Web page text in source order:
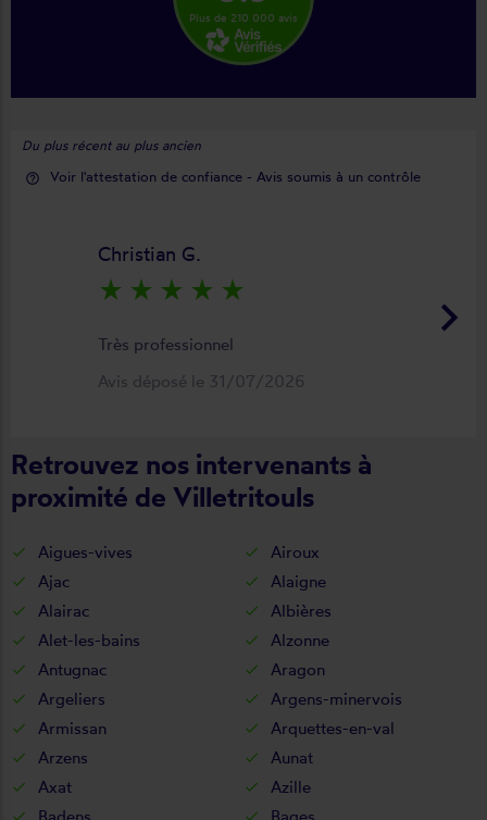
Plus de 210 000 avis
Du plus récent au plus ancien
help_outline Voir l'attestation de confiance - Avis soumis à un contrôle
keyboard_arrow_right
Christian G.
star_rate star_rate star_rate star_rate star_rate
Très professionnel
Avis déposé le 31/07/2026
Retrouvez nos intervenants à
proximité de Villetritouls
Aigues-vives
Airoux
Ajac
Alaigne
Alairac
Albières
Alet-les-bains
Alzonne
Antugnac
Aragon
Argeliers
Argens-minervois
Armissan
Arquettes-en-val
Arzens
Aunat
Axat
Azille